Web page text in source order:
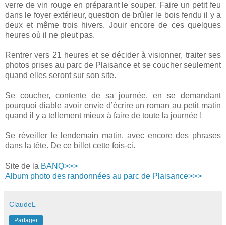
verre de vin rouge en préparant le souper. Faire un petit feu
dans le foyer extérieur, question de brûler le bois fendu il y a
deux et même trois hivers. Jouir encore de ces quelques
heures où il ne pleut pas.
Rentrer vers 21 heures et se décider à visionner, traiter ses
photos prises au parc de Plaisance et se coucher seulement
quand elles seront sur son site.
Se coucher, contente de sa journée, en se demandant
pourquoi diable avoir envie d’écrire un roman au petit matin
quand il y a tellement mieux à faire de toute la journée !
Se réveiller le lendemain matin, avec encore des phrases
dans la tête. De ce billet cette fois-ci.
Site de la BANQ>>>
Album photo des randonnées au parc de Plaisance>>>
ClaudeL
Partager